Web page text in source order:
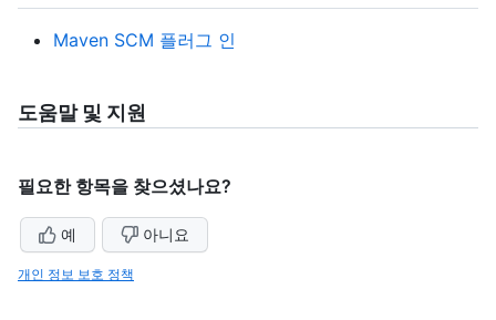
Maven SCM 플러그 인
도움말 및 지원
필요한 항목을 찾으셨나요?
예 아니요
개인 정보 보호 정책